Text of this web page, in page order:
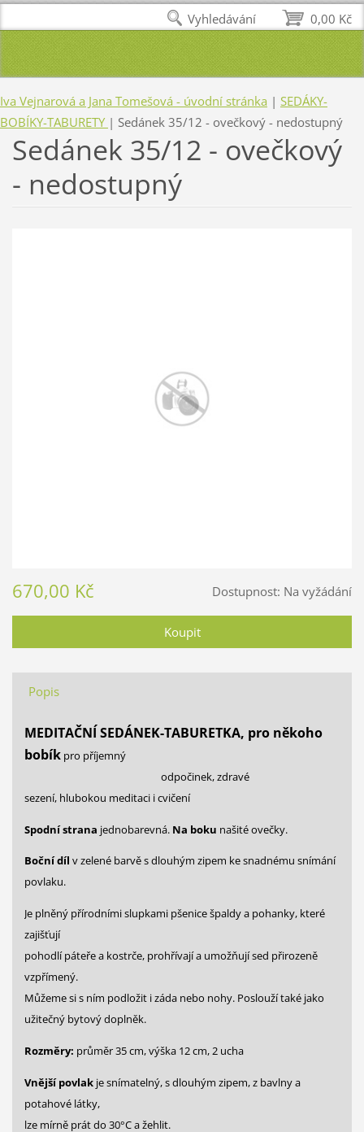
Iva Vejnarová a Jana Tomešová - úvodní stránka | SEDÁKY-
BOBÍKY-TABURETY | Sedánek 35/12 - ovečkový - nedostupný
Sedánek 35/12 - ovečkový
- nedostupný
Dostupnost: Na vyžádání
670,00 Kč
Popis
MEDITAČNÍ SEDÁNEK-TABURETKA, pro někoho
bobíkpro příjemný
odpočinek, zdravé
sezení, hlubokou meditaci i cvičení
Spodní strana jednobarevná. Na boku našité ovečky.
Boční díl v zelené barvě s dlouhým zipem ke snadnému snímání
povlaku.
Je plněný přírodními slupkami pšenice špaldy a pohanky, které
zajišťují
pohodlí páteře a kostrče, prohřívají a umožňují sed přirozeně
vzpřímený.
Můžeme si s ním podložit i záda nebo nohy. Poslouží také jako
užitečný bytový doplněk.
Rozměry: průměr 35 cm, výška 12 cm, 2 ucha
Vnější povlakje snímatelný, s dlouhým zipem, z bavlny a
potahové látky,
lze mírně prát do 30°C a žehlit.
0,00 Kč
Vyhledávání